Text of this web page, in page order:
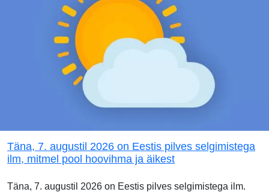
Täna, 7. augustil 2026 on Eestis pilves selgimistega
ilm, mitmel pool hoovihma ja äikest
Täna, 7. augustil 2026 on Eestis pilves selgimistega ilm.